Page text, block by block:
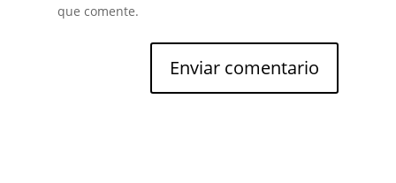
que comente.